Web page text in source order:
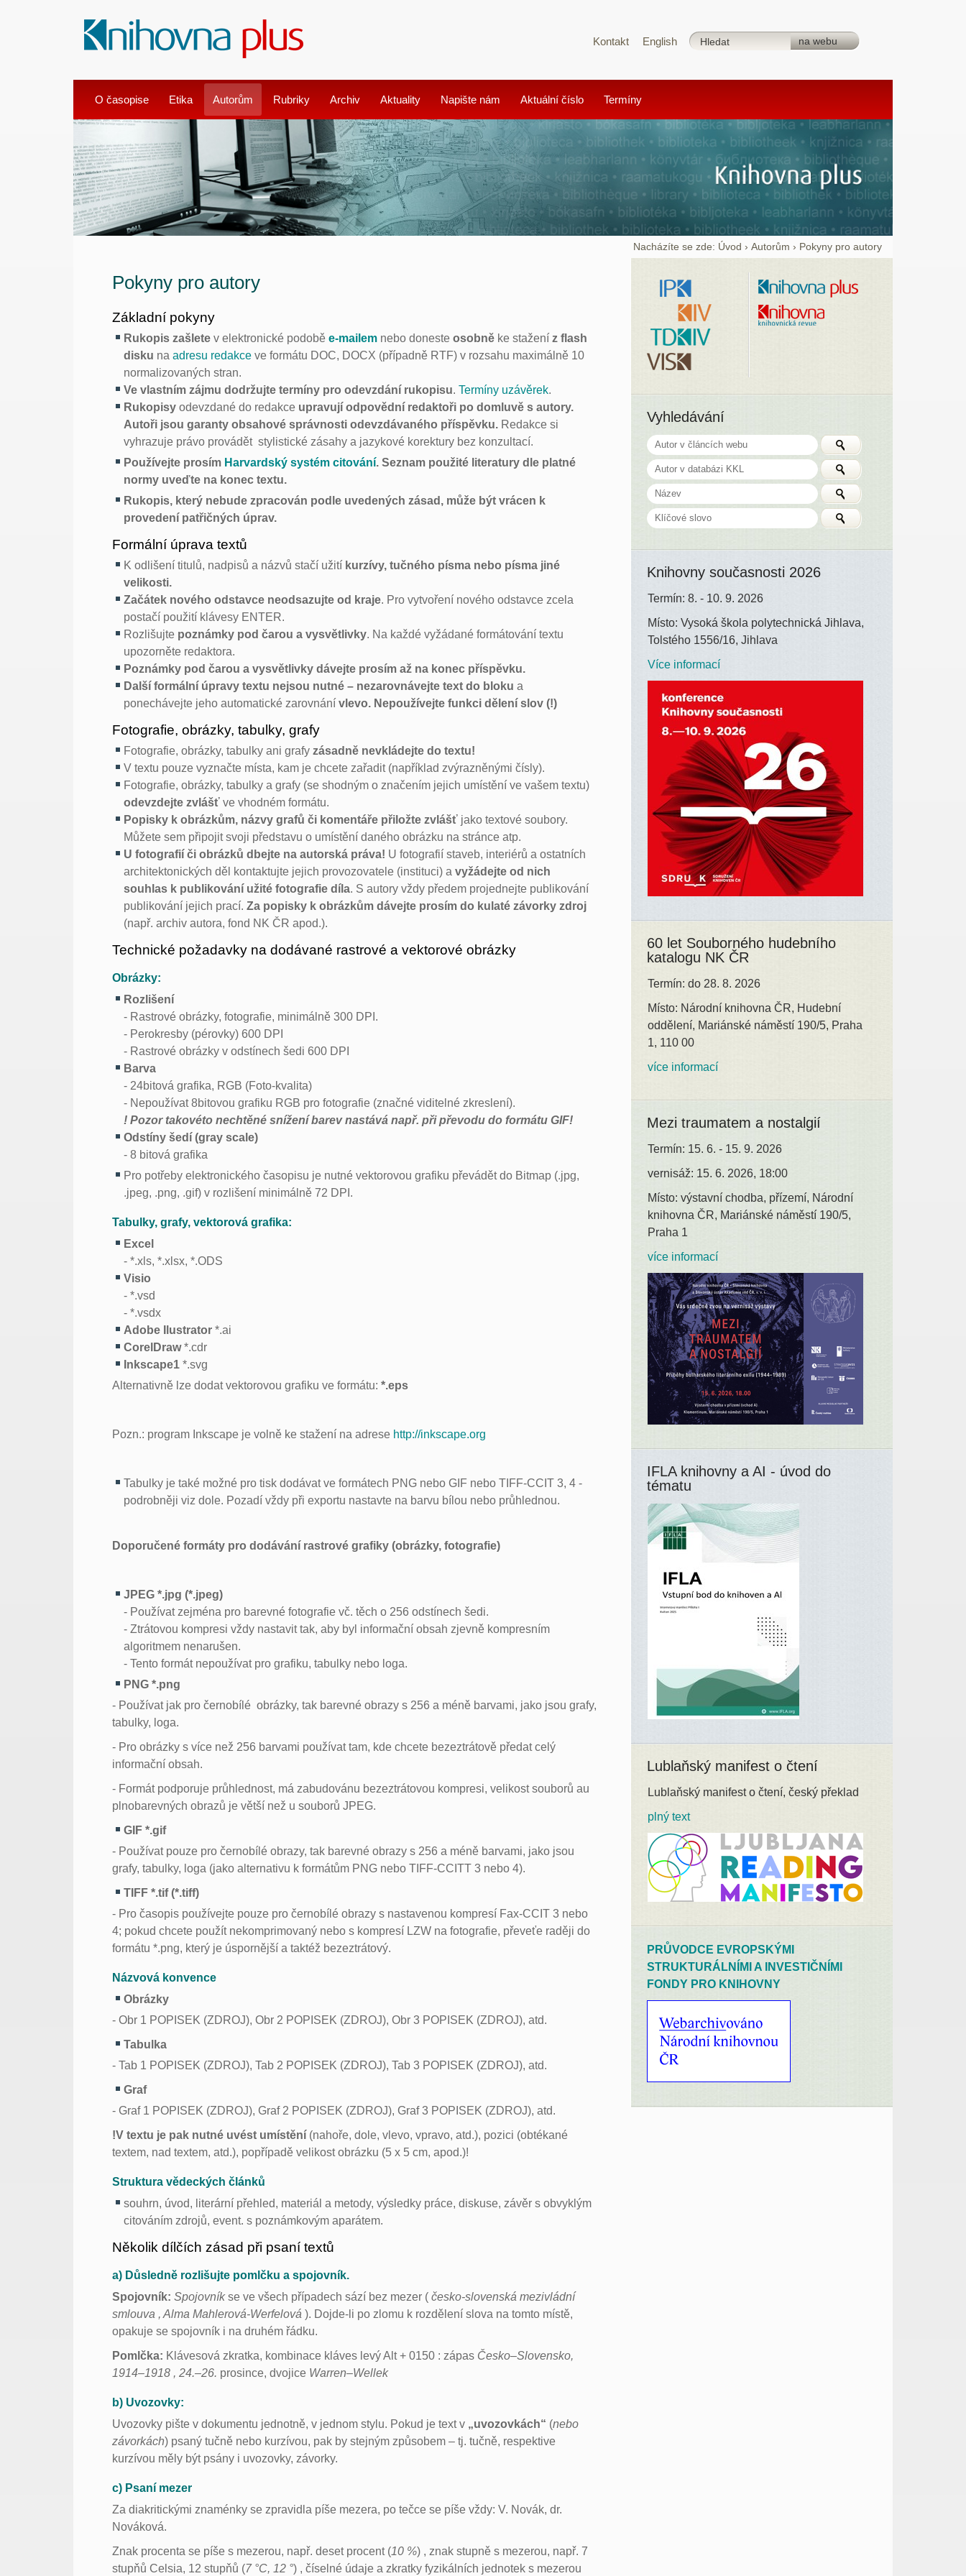
Kontakt English
O časopise Etika Autorům Rubriky Archiv Aktuality Napište nám Aktuální číslo Termíny
Nacházíte se zde: Úvod ›Autorům › Pokyny pro autory
Pokyny pro autory
Základní pokyny
Rukopis zašlete v elektronické podoběe-mailem nebo donesteosobně ke staženíz flash
disku naadresu redakce ve formátu DOC, DOCX (případně RTF) v rozsahu maximálně 10
normalizovaných stran.
Ve vlastním zájmu dodržujte termíny pro odevzdání rukopisu.Termíny uzávěrek.
Rukopisy odevzdané do redakce upravují odpovědní redaktoři po domluvě s autory.
Autoři jsou garanty obsahové správnosti odevzdávaného příspěvku. Redakce si
vyhrazuje právo provádět stylistické zásahy a jazykové korektury bez konzultací.
Používejte prosím Harvardský systém citování. Seznam použité literatury dle platné
normy uveďte na konec textu.
Rukopis, který nebude zpracován podle uvedených zásad, může být vrácen k
provedení patřičných úprav.
Formální úprava textů
K odlišení titulů, nadpisů a názvů stačí užití kurzívy, tučného písma nebo písma jiné
velikosti.
Začátek nového odstavce neodsazujte od kraje. Pro vytvoření nového odstavce zcela
postačí použití klávesy ENTER.
Rozlišujte poznámky pod čarou a vysvětlivky. Na každé vyžádané formátování textu
upozorněte redaktora.
Poznámky pod čarou a vysvětlivky dávejte prosím až na konec příspěvku.
Další formální úpravy textu nejsou nutné – nezarovnávejte text do bloku a
ponechávejte jeho automatické zarovnánívlevo. Nepoužívejte funkci dělení slov (!)
Fotografie, obrázky, tabulky, grafy
Fotografie, obrázky, tabulky ani grafyzásadně nevkládejte do textu!
V textu pouze vyznačte místa, kam je chcete zařadit (například zvýrazněnými čísly).
Fotografie, obrázky, tabulky a grafy (se shodným o značením jejich umístění ve vašem textu)
odevzdejte zvlášť ve vhodném formátu.
Popisky k obrázkům, názvy grafů či komentáře přiložte zvlášť jako textové soubory.
Můžete sem připojit svoji představu o umístění daného obrázku na stránce atp.
U fotografií či obrázků dbejte na autorská práva! U fotografií staveb, interiérů a ostatních
architektonických děl kontaktujte jejich provozovatele (instituci) avyžádejte od nich
souhlas k publikování užité fotografie díla. S autory vždy předem projednejte publikování
publikování jejich prací.Za popisky k obrázkům dávejte prosím do kulaté závorky zdroj
(např. archiv autora, fond NK ČR apod.).
Technické požadavky na dodávané rastrové a vektorové obrázky
Obrázky:
Rozlišení
- Rastrové obrázky, fotografie, minimálně 300 DPI.
- Perokresby (pérovky) 600 DPI
- Rastrové obrázky v odstínech šedi 600 DPI
Barva
- 24bitová grafika, RGB (Foto-kvalita)
- Nepoužívat 8bitovou grafiku RGB pro fotografie (značné viditelné zkreslení).
! Pozor takovéto nechtěné snížení barev nastává např. při převodu do formátu GIF!
Odstíny šedí (gray scale)
- 8 bitová grafika
Pro potřeby elektronického časopisu je nutné vektorovou grafiku převádět do Bitmap (.jpg,
.jpeg, .png, .gif) v rozlišení minimálně 72 DPI.
Tabulky, grafy, vektorová grafika:
Excel
- *.xls, *.xlsx, *.ODS
Visio
- *.vsd
- *.vsdx
Adobe Ilustrator *.ai
CorelDraw*.cdr
Inkscape1 *.svg
Alternativně lze dodat vektorovou grafiku ve formátu: *.eps
Pozn.: program Inkscape je volně ke stažení na adrese http://inkscape.org
Tabulky je také možné pro tisk dodávat ve formátech PNG nebo GIF nebo TIFF-CCIT 3, 4 -
podrobněji viz dole. Pozadí vždy při exportu nastavte na barvu bílou nebo průhlednou.
Doporučené formáty pro dodávání rastrové grafiky (obrázky, fotografie)
JPEG *.jpg (*.jpeg)
- Používat zejména pro barevné fotografie vč. těch o 256 odstínech šedi.
- Ztrátovou kompresi vždy nastavit tak, aby byl informační obsah zjevně kompresním
algoritmem nenarušen.
- Tento formát nepoužívat pro grafiku, tabulky nebo loga.
PNG *.png
- Používat jak pro černobílé obrázky, tak barevné obrazy s 256 a méně barvami, jako jsou grafy,
tabulky, loga.
- Pro obrázky s více než 256 barvami používat tam, kde chcete bezeztrátově předat celý
informační obsah.
- Formát podporuje průhlednost, má zabudovánu bezeztrátovou kompresi, velikost souborů au
plnobarevných obrazů je větší než u souborů JPEG.
GIF *.gif
- Používat pouze pro černobílé obrazy, tak barevné obrazy s 256 a méně barvami, jako jsou
grafy, tabulky, loga (jako alternativu k formátům PNG nebo TIFF-CCITT 3 nebo 4).
TIFF *.tif (*.tiff)
- Pro časopis používejte pouze pro černobílé obrazy s nastavenou kompresí Fax-CCIT 3 nebo
4; pokud chcete použít nekomprimovaný nebo s kompresí LZW na fotografie, převeťe raději do
formátu *.png, který je úspornější a taktéž bezeztrátový.
Názvová konvence
Obrázky
- Obr 1 POPISEK (ZDROJ), Obr 2 POPISEK (ZDROJ), Obr 3 POPISEK (ZDROJ), atd.
Tabulka
- Tab 1 POPISEK (ZDROJ), Tab 2 POPISEK (ZDROJ), Tab 3 POPISEK (ZDROJ), atd.
Graf
- Graf 1 POPISEK (ZDROJ), Graf 2 POPISEK (ZDROJ), Graf 3 POPISEK (ZDROJ), atd.
!V textu je pak nutné uvést umístění (nahoře, dole, vlevo, vpravo, atd.), pozici (obtékané
textem, nad textem, atd.), popřípadě velikost obrázku (5 x 5 cm, apod.)!
Struktura vědeckých článků
souhrn, úvod, literární přehled, materiál a metody, výsledky práce, diskuse, závěr s obvyklým
citováním zdrojů, event. s poznámkovým aparátem.
Několik dílčích zásad při psaní textů
a) Důsledně rozlišujte pomlčku a spojovník.
Spojovník: Spojovníkse ve všech případech sází bez mezer (česko-slovenská mezivládní
smlouva , Alma Mahlerová-Werfelová). Dojde-li po zlomu k rozdělení slova na tomto místě,
opakuje se spojovník i na druhém řádku.
Pomlčka: Klávesová zkratka, kombinace kláves levý Alt + 0150 : zápas Česko–Slovensko,
1914–1918 , 24.–26. prosince, dvojice Warren–Wellek
b) Uvozovky:
Uvozovky pište v dokumentu jednotně, v jednom stylu. Pokud je text v „uvozovkách“ (nebo
závorkách) psaný tučně nebo kurzívou, pak by stejným způsobem – tj. tučně, respektive
kurzívou měly být psány i uvozovky, závorky.
c) Psaní mezer
Za diakritickými znaménky se zpravidla píše mezera, po tečce se píše vždy: V. Novák, dr.
Nováková.
Znak procenta se píše s mezerou, např. deset procent (10 %) , znak stupně s mezerou, např. 7
stupňů Celsia, 12 stupňů (7 °C, 12 °) , číselné údaje a zkratky fyzikálních jednotek s mezerou
Vyhledávání
Knihovny současnosti 2026
Termín: 8. - 10. 9. 2026
Místo: Vysoká škola polytechnická Jihlava,
Tolstého 1556/16, Jihlava
Více informací
60 let Souborného hudebního
katalogu NK ČR
Termín: do 28. 8. 2026
Místo: Národní knihovna ČR, Hudební
oddělení, Mariánské náměstí 190/5, Praha
1, 110 00
více informací
Mezi traumatem a nostalgií
Termín: 15. 6. - 15. 9. 2026
vernisáž: 15. 6. 2026, 18:00
Místo: výstavní chodba, přízemí, Národní
knihovna ČR, Mariánské náměstí 190/5,
Praha 1
více informací
IFLA knihovny a AI - úvod do
tématu
Lublaňský manifest o čtení
Lublaňský manifest o čtení, český překlad
plný text
PRŮVODCE EVROPSKÝMI
STRUKTURÁLNÍMI A INVESTIČNÍMI
FONDY PRO KNIHOVNY